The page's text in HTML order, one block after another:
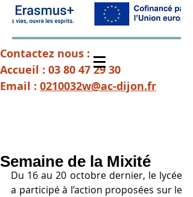
Contactez nous :
Accueil : 03 80 47 29 30
Email : 0210032w@ac-dijon.fr
Semaine de la Mixité
Du 16 au 20 octobre dernier, le lycée
a participé à l’action proposées sur le